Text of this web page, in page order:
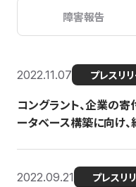
障害報告
2022.11.07 プレスリ
コングラント、企業の
ータベース構築に向け
2022.09.21 プレスリ